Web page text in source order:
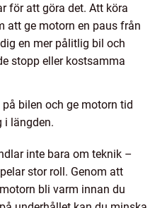
för att göra det. Att köra
att ge motorn en paus från
en mer pålitlig bil och
stopp eller kostsamma
bilen och ge motorn tid
i längden.
inte bara om teknik –
stor roll. Genom att
bli varm innan du